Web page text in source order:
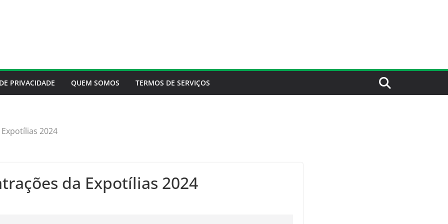
PRIVACIDADE QUEM SOMOS TERMOS DE SERVIÇOS
2024
da Expotílias 2024